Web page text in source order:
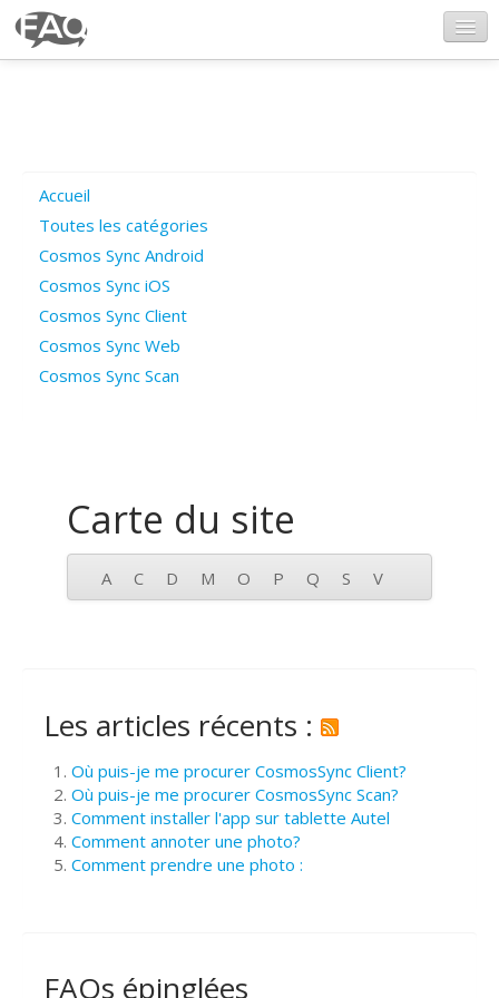
Poser une question
Questions ouvertes
Connexion
Accueil
Toutes les catégories
Cosmos Sync Android
Cosmos Sync iOS
Cosmos Sync Client
Cosmos Sync Web
Cosmos Sync Scan
Carte du site
A C D M O P Q S V
Les articles récents :
Où puis-je me procurer CosmosSync Client?
Où puis-je me procurer CosmosSync Scan?
Comment installer l'app sur tablette Autel
Comment annoter une photo?
Comment prendre une photo :
FAQs épinglées